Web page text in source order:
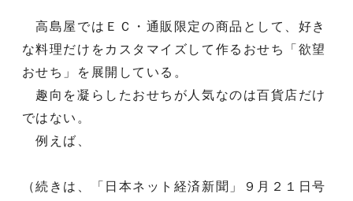
高島屋ではＥＣ・通販限定の商品として、好き
な料理だけをカスタマイズして作るおせち「欲望
おせち」を展開している。
趣向を凝らしたおせちが人気なのは百貨店だけ
ではない。
例えば、
（続きは、「日本ネット経済新聞」９月２１日号